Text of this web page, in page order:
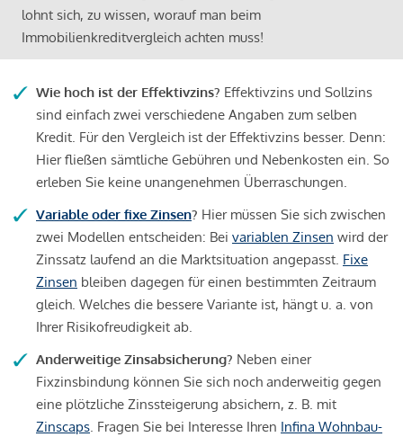
lohnt sich, zu wissen, worauf man beim
Immobilienkreditvergleich achten muss!
Wie hoch ist der Effektivzins? Effektivzins und Sollzins
sind einfach zwei verschiedene Angaben zum selben
Kredit. Für den Vergleich ist der Effektivzins besser. Denn:
Hier fließen sämtliche Gebühren und Nebenkosten ein. So
erleben Sie keine unangenehmen Überraschungen.
Variable oder fixe Zinsen? Hier müssen Sie sich zwischen
zwei Modellen entscheiden: Bei variablen Zinsen wird der
Zinssatz laufend an die Marktsituation angepasst. Fixe
Zinsen bleiben dagegen für einen bestimmten Zeitraum
gleich. Welches die bessere Variante ist, hängt u. a. von
Ihrer Risikofreudigkeit ab.
Anderweitige Zinsabsicherung? Neben einer
Fixzinsbindung können Sie sich noch anderweitig gegen
eine plötzliche Zinssteigerung absichern, z. B. mit
Zinscaps. Fragen Sie bei Interesse Ihren Infina Wohnbau-